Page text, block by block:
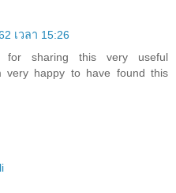
เวลา 15:26
for sharing this very useful
very happy to have found this